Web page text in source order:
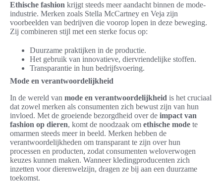
Ethische fashion krijgt steeds meer aandacht binnen de mode-
industrie. Merken zoals Stella McCartney en Veja zijn
voorbeelden van bedrijven die voorop lopen in deze beweging.
Zij combineren stijl met een sterke focus op:
Duurzame praktijken in de productie.
Het gebruik van innovatieve, diervriendelijke stoffen.
Transparantie in hun bedrijfsvoering.
Mode en verantwoordelijkheid
In de wereld van mode en verantwoordelijkheid is het cruciaal
dat zowel merken als consumenten zich bewust zijn van hun
invloed. Met de groeiende bezorgdheid over de impact van
fashion op dieren, komt de noodzaak om ethische mode te
omarmen steeds meer in beeld. Merken hebben de
verantwoordelijkheden om transparant te zijn over hun
processen en producten, zodat consumenten weloverwogen
keuzes kunnen maken. Wanneer kledingproducenten zich
inzetten voor dierenwelzijn, dragen ze bij aan een duurzame
toekomst.